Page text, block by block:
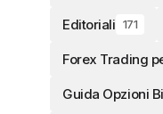
Editoriali 171
Forex Trading
Guida Opzioni